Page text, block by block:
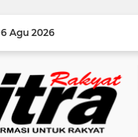
6 Agu 2026